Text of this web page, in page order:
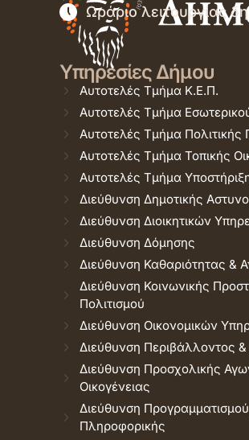
Ωράριο λειτουργίας
Υπηρεσίες Δήμου
Αυτοτελές Τμήμα Κ.Ε.Π.
Αυτοτελές Τμήμα
Αυτοτελές Τμήμα Πολιτικής
Αυτοτελές Τμήμα Τοπικής
Αυτοτελές Τμήμα
Διεύθυνση Δημοτικής
Διεύθυνση Διοικητικών
Διεύθυνση Δόμησης
Διεύθυνση Καθαριότητας &
Διεύθυνση Κοινωνικής
Πολιτισμού
Διεύθυνση Οικονομικών
Διεύθυνση Περιβάλλοντος
Διεύθυνση Προσχολικής
Οικογένειας
Διεύθυνση
Πληροφορικής